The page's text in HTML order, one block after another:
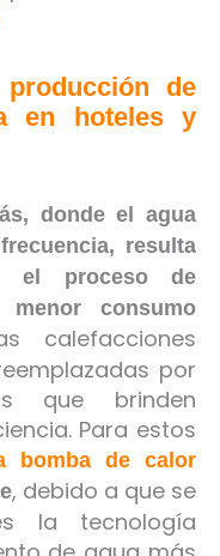
de
en hoteles y
donde el agua
resulta
el proceso de
menor consumo
calefacciones
por
que brinden
Para estos
bomba de calor
, debido a que se
la tecnología